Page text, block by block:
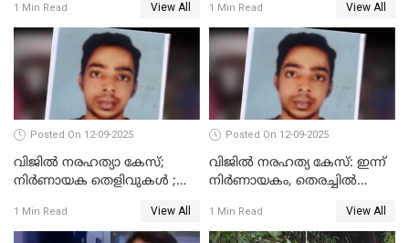
1 Min Read View All
റിപ്പോർട്ട് പുറത്ത്
1 Min Read View All
Posted On 12-09-2025
വിജിൽ നരഹത്യാ കേസ്;
നിർണായക തെളിവുകൾ ;
താടിയെല്ലും ലഭിച്ചു
1 Min Read View All
Posted On 12-09-2025
വിജിൽ നരഹത്യ കേസ്: ഇന്ന്
നിർണായകം, തെരച്ചിൽ
1 Min Read View All